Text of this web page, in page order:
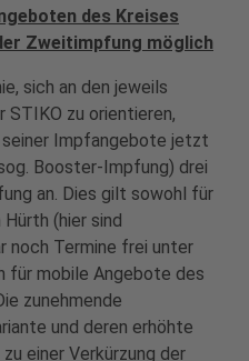
des Kreises
Zweitimpfung möglich
sich an den jeweils
STIKO zu orientieren,
Impfangebote jetzt
Booster-Impfung) drei
an. Dies gilt sowohl für
(hier sind
noch Termine frei unter
für mobile Angebote des
zunehmende
und deren erhöhte
einer Verkürzung der